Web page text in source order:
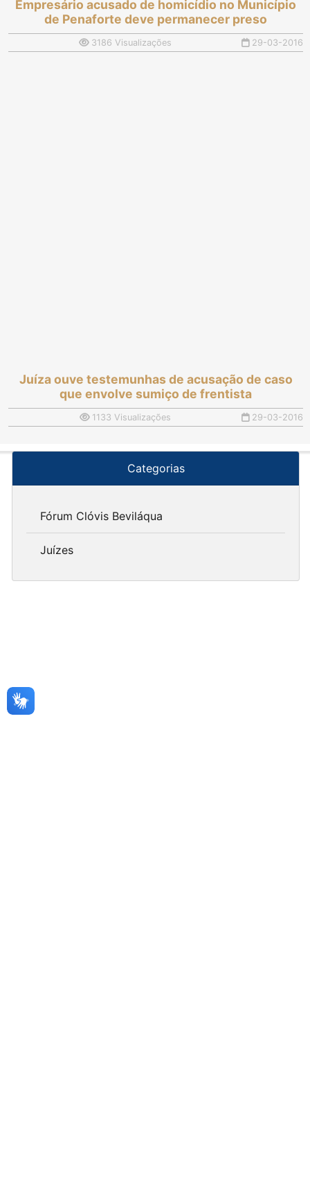
Empresário acusado de homicídio no Município
de Penaforte deve permanecer preso
3186 Visualizações 29-03-2016
Juíza ouve testemunhas de acusação de caso
que envolve sumiço de frentista
1133 Visualizações 29-03-2016
Categorias
Fórum Clóvis Beviláqua
Juízes